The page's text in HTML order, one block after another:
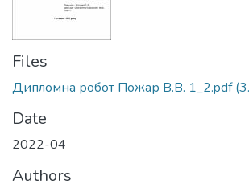
Files
Дипломна робот Пожар В.В. 1_2.pdf
Date
2022-04
Authors